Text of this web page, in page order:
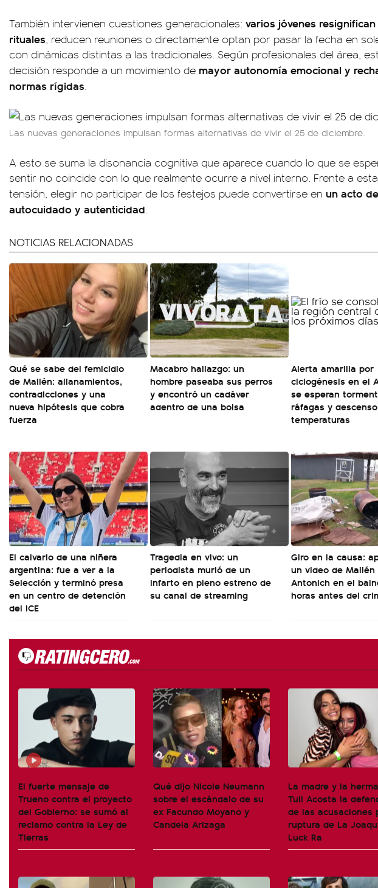
También intervienen cuestiones generacionales: varios jóvenes
rituales, reducen reuniones o directamente optan por pasar la fecha en
con dinámicas distintas a las tradicionales. Según profesionales del área,
decisión responde a un movimiento de mayor autonomía emocional y
normas rígidas.
Las nuevas generaciones impulsan formas alternativas de vivir el 25 de diciembre.
A esto se suma la disonancia cognitiva que aparece cuando lo que se
sentir no coincide con lo que realmente ocurre a nivel interno. Frente a esta
tensión, elegir no participar de los festejos puede convertirse en un acto de
autocuidado y autenticidad.
NOTICIAS RELACIONADAS
Qué se sabe del femicidio
de Mailén: allanamientos,
contradicciones y una
nueva hipótesis que cobra
fuerza
Macabro hallazgo: un
hombre paseaba sus perros
y encontró un cadáver
adentro de una bolsa
Alerta amarilla por
ciclogénesis en el
se esperan
ráfagas y
temperaturas
El calvario de una niñera
argentina: fue a ver a la
Selección y terminó presa
en un centro de detención
del ICE
Tragedia en vivo: un
periodista murió de un
infarto en pleno estreno de
su canal de streaming
Giro en la causa:
un video de Mailén
Antonich en el
horas antes del
El fuerte mensaje de
Trueno contra el proyecto
del Gobierno: se sumó al
reclamo contra la Ley de
Tierras
Qué dijo Nicole Neumann
sobre el escándalo de su
ex Facundo Moyano y
Candela Arizaga
La madre y la
Tuli Acosta la
de las acusaciones
ruptura de La
Luck Ra
00:00
San
fieles
día del